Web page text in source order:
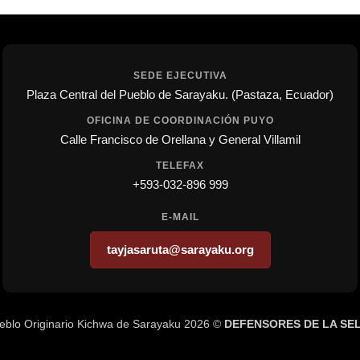
SEDE EJECUTIVA
Plaza Central del Pueblo de Sarayaku. (Pastaza, Ecuador)
OFICINA DE COORDINACIÓN PUYO
Calle Francisco de Orellana y General Villamil
TELEFAX
+593-032-896 999
E-MAIL
tayjasaruta@sarayaku.org
Originario Kichwa de Sarayaku 2026 © DEFENSORES DE LA